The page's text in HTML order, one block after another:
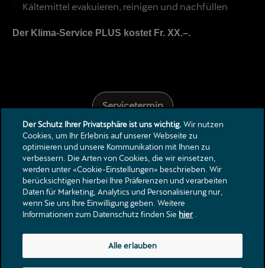
Kältemittel evakuieren, reinigen und nachfüllen
Der Klima-Service PLUS kostet Fr. XX.–.
Servicetermin
Garage Tondo AG
Kontakt
Kataloge & Preislisten
Datenschutzerklärung
Der Schutz Ihrer Privatsphäre ist uns wichtig. Wir nutzen
Cookies, um Ihr Erlebnis auf unserer Webseite zu
optimieren und unsere Kommunikation mit Ihnen zu
verbessern. Die Arten von Cookies, die wir einsetzen,
werden unter «Cookie-Einstellungen» beschrieben. Wir
berücksichtigen hierbei Ihre Präferenzen und verarbeiten
Daten für Marketing, Analytics und Personalisierung nur,
wenn Sie uns Ihre Einwilligung geben. Weitere
Informationen zum Datenschutz finden Sie hier.
Alle erlauben